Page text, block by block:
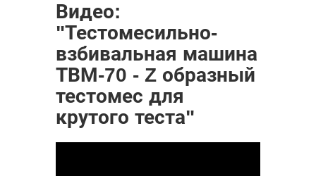
Видео:
"Тестомесильно-
взбивальная машина
ТВМ-70 - Z образный
тестомес для
крутого теста"